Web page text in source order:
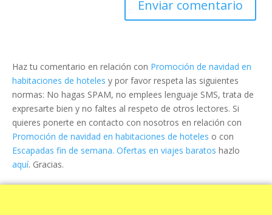
Haz tu comentario en relación con Promoción de navidad en
habitaciones de hoteles y por favor respeta las siguientes
normas: No hagas SPAM, no emplees lenguaje SMS, trata de
expresarte bien y no faltes al respeto de otros lectores. Si
quieres ponerte en contacto con nosotros en relación con
Promoción de navidad en habitaciones de hoteles o con
Escapadas fin de semana. Ofertas en viajes baratos hazlo
aquí. Gracias.